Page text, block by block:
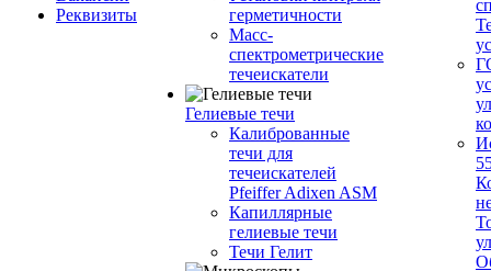
Реквизиты
герметичности
Масс-
спектрометрические
течеискатели
Гелиевые течи
Калиброванные
течи для
течеискателей
Pfeiffer Adixen ASM
Капиллярные
гелиевые течи
Течи Гелит